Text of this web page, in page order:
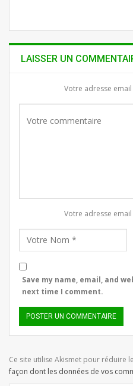
LAISSER UN
Votre adresse
Votre adresse
Save my name, email, and
next time I comment.
Ce site utilise Akismet pour réduire
façon dont les données de vos